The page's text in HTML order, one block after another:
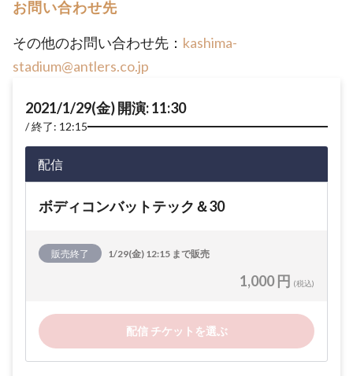
お問い合わせ先
その他のお問い合わせ先： kashima-
stadium@antlers.co.jp
2021/1/29(金) 開演: 11:30
終了: 12:15
配信
ボディコンバットテック＆30
販売終了 1/29(金) 12:15 まで販売
1,000 円 (税込)
配信 チケットを選ぶ